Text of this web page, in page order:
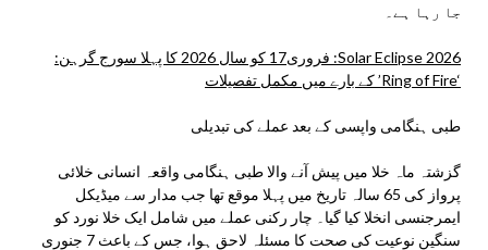
جا رہا ہے۔
Solar Eclipse 2026: فروری17 کو سال 2026 کا پہلا سورج گرہن:
‘Ring of Fire’ کے بارے میں مکمل تفصیلات
طبی ہنگامی واپسی کے بعد عملے کی تبدیلی
گزشتہ ماہ خلا میں پیش آنے والا طبی ہنگامی واقعہ انسانی خلائی
پرواز کی 65 سالہ تاریخ میں پہلا موقع تھا جب مدار سے میڈیکل
ایمرجنسی انخلا کیا گیا۔ چار رکنی عملے میں شامل ایک خلا نورد کو
سنگین نوعیت کی صحت کا مسئلہ لاحق ہوا، جس کے باعث 7 جنوری